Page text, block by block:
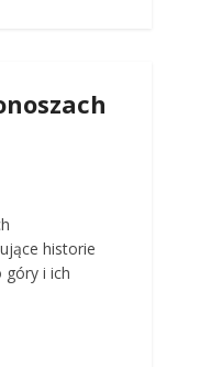
historie
góry i ich